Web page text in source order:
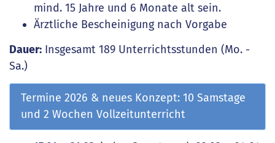
mind. 15 Jahre und 6 Monate alt sein.
Ärztliche Bescheinigung nach Vorgabe
Dauer: Insgesamt 189 Unterrichtsstunden (Mo. -
Sa.)
Termine 2026 & neues Konzept: 10 Samstage
und 2 Wochen Vollzeitunterricht